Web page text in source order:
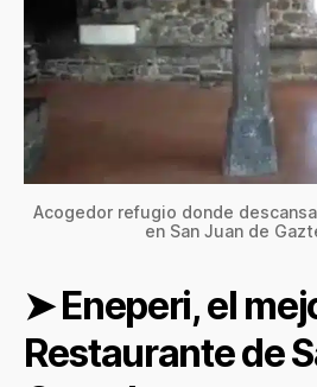
Acogedor refugio donde
en San Juan de
➤Eneperi, el
Restaurante de